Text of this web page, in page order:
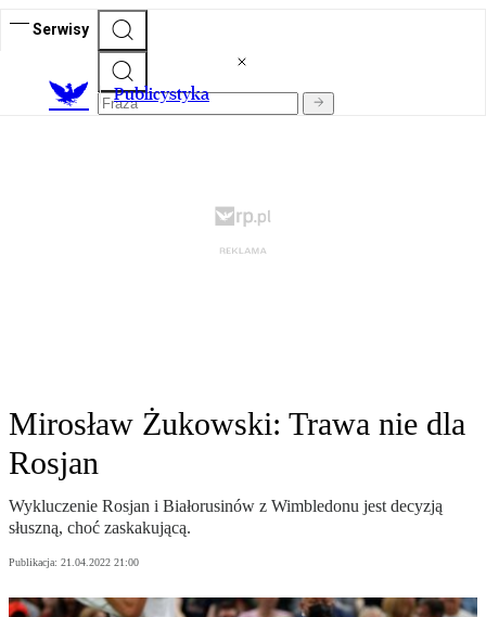
Serwisy
Publicystyka
Mirosław Żukowski: Trawa nie dla
Rosjan
Wykluczenie Rosjan i Białorusinów z Wimbledonu jest decyzją
słuszną, choć zaskakującą.
Publikacja: 21.04.2022 21:00